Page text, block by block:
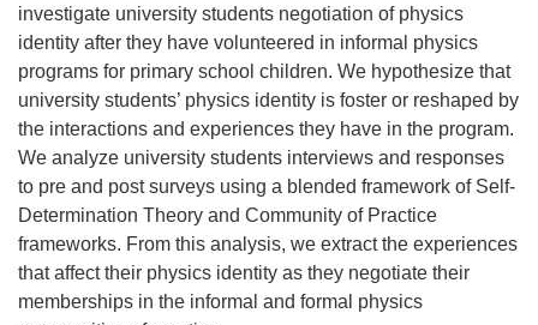
investigate university students negotiation of physics
identity after they have volunteered in informal physics
programs for primary school children. We hypothesize that
university students’ physics identity is foster or reshaped by
the interactions and experiences they have in the program.
We analyze university students interviews and responses
to pre and post surveys using a blended framework of Self-
Determination Theory and Community of Practice
frameworks. From this analysis, we extract the experiences
that affect their physics identity as they negotiate their
memberships in the informal and formal physics